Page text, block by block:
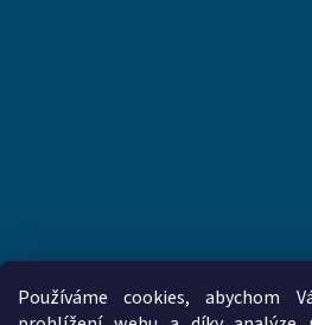
Používáme cookies, abychom